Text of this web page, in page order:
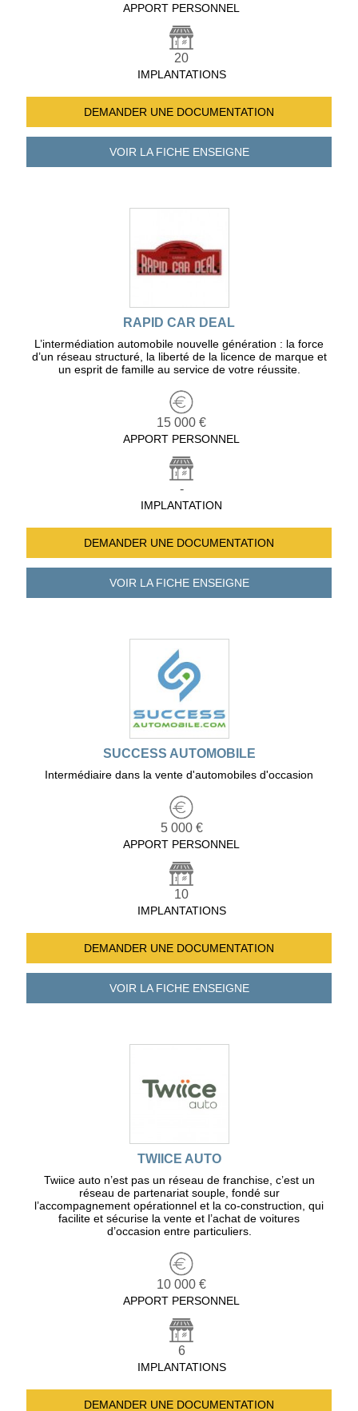
APPORT PERSONNEL
20
IMPLANTATIONS
DEMANDER UNE DOCUMENTATION
VOIR LA FICHEENSEIGNE
RAPID CAR DEAL
L’intermédiation automobile nouvelle génération : la force
d’un réseau structuré, la liberté de la licence de marque et
un esprit de famille au service de votre réussite.
15 000 €
APPORT PERSONNEL
-
IMPLANTATION
DEMANDER UNE DOCUMENTATION
VOIR LA FICHEENSEIGNE
SUCCESS AUTOMOBILE
Intermédiaire dans la vente d'automobiles d'occasion
5 000 €
APPORT PERSONNEL
10
IMPLANTATIONS
DEMANDER UNE DOCUMENTATION
VOIR LA FICHEENSEIGNE
TWIICE AUTO
Twiice auto n’est pas un réseau de franchise, c’est un
réseau de partenariat souple, fondé sur
l’accompagnement opérationnel et la co-construction, qui
facilite et sécurise la vente et l’achat de voitures
d’occasion entre particuliers.
10 000 €
APPORT PERSONNEL
6
IMPLANTATIONS
DEMANDER UNE DOCUMENTATION